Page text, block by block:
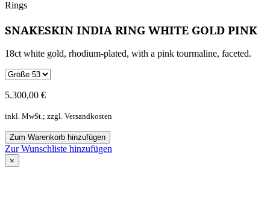
Rings
SNAKESKIN INDIA RING WHITE GOLD PINK
18ct white gold, rhodium-plated, with a pink tourmaline, faceted.
5.300,00 €
inkl. MwSt.; zzgl. Versandkosten
Zum Warenkorb hinzufügen
Zur Wunschliste hinzufügen
×